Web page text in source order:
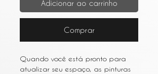
Adicionar ao carrinho
Comprar
Quando você está pronto para
atualizar seu espaço, as pinturas